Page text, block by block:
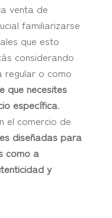
venta de
familiarizarse
que esto
considerando
regular o como
que necesites
específica.
el comercio de
diseñadas para
como a
y